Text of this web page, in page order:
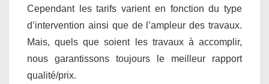
Cependant les tarifs varient en fonction du type
d’intervention ainsi que de l’ampleur des travaux.
Mais, quels que soient les travaux à accomplir,
nous garantissons toujours le meilleur rapport
qualité/prix.